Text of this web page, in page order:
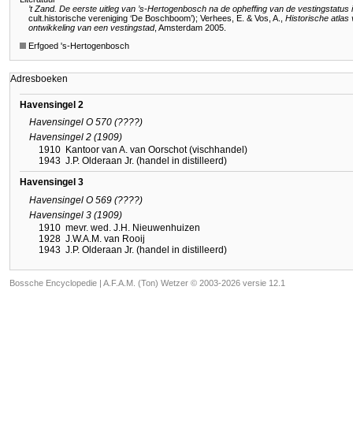
’t Zand. De eerste uitleg van ’s-Hertogenbosch na de opheffing van de vestingstatus
cult.historische vereniging ‘De Boschboom’); Verhees, E. & Vos, A., Historische atlas
ontwikkeling van een vestingstad, Amsterdam 2005.
Erfgoed 's-Hertogenbosch
Adresboeken
Havensingel 2
Havensingel O 570 (????)
Havensingel 2 (1909)
1910 Kantoor van A. van Oorschot (vischhandel)
1943 J.P. Olderaan Jr. (handel in distilleerd)
Havensingel 3
Havensingel O 569 (????)
Havensingel 3 (1909)
1910 mevr. wed. J.H. Nieuwenhuizen
1928 J.W.A.M. van Rooij
1943 J.P. Olderaan Jr. (handel in distilleerd)
Bossche Encyclopedie | A.F.A.M. (Ton) Wetzer © 2003-2026 versie 12.1